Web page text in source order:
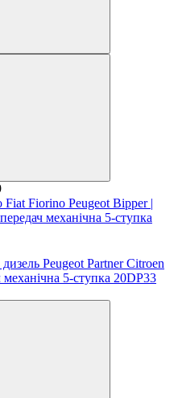
Fiorino Peugeot Bipper |
механічна 5-ступка